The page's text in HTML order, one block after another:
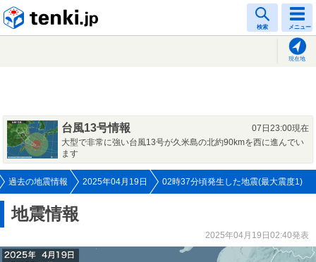
検索 メニュー
現在地
台風13号情報
07日23:00現在
大型で非常に強い台風13号が久米島の北約90kmを西に進んでい
ます
過去の地震情報 2025年04月19日 02時37分頃発生した地震(最大震度1)
地震情報
2025年04月19日02:40発表